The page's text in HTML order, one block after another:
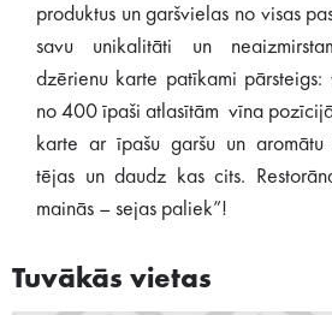
produktus un garšvielas no visas
savu unikalitāti un
dzērienu karte patīkami
no 400 īpaši atlasītām vīna
karte ar īpašu garšu un aromātu
tējas un daudz kas cits.
mainās – sejas paliek”!
Tuvākās vietas